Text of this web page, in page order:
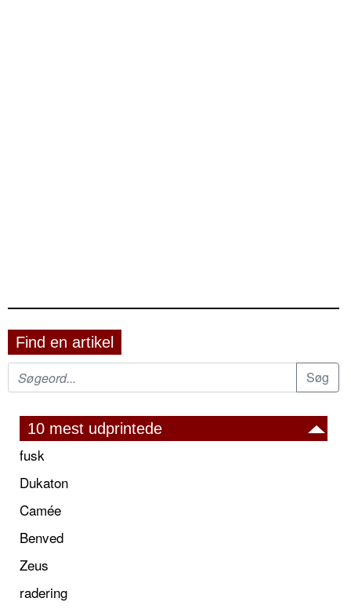
Find en artikel
10 mest udprintede
fusk
Dukaton
Camée
Benved
Zeus
radering